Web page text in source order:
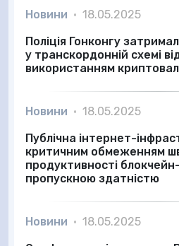
Новини • 18.05.2025
Поліція Гонконгу
у транскордонній схемі
використанням
Новини • 18.05.2025
Публічна інтернет-
критичним обмеженням
продуктивності
пропускною здатністю
Новини • 18.05.2025